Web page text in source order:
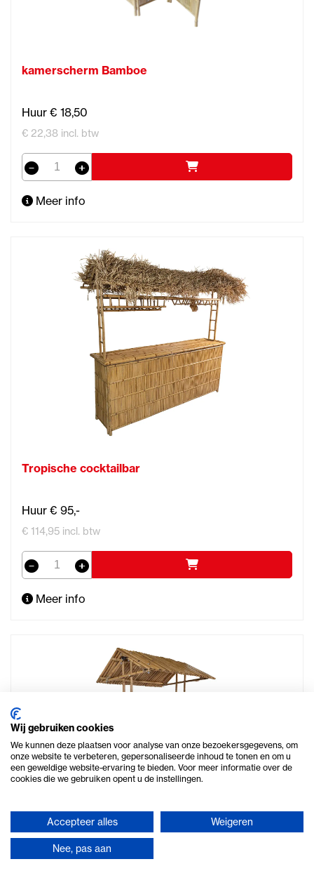
kamerscherm Bamboe
Huur € 18,50
€ 22,38 incl. btw
Meer info
Tropische cocktailbar
Huur € 95,-
€ 114,95 incl. btw
Meer info
Wij gebruiken cookies
We kunnen deze plaatsen voor analyse van onze bezoekersgegevens, om
onze website te verbeteren, gepersonaliseerde inhoud te tonen en om u
een geweldige website-ervaring te bieden. Voor meer informatie over de
cookies die we gebruiken opent u de instellingen.
Accepteer alles Weigeren
Nee, pas aan